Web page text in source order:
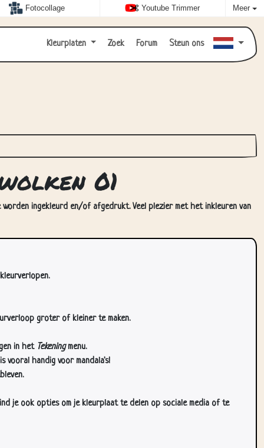
Fotocollage Youtube Trimmer Meer
Kleurplaten Zoek Forum Steun ons
01
ingekleurd en/of afgedrukt. Veel plezier met het inkleuren van
groter of kleiner te maken.
in het Tekeningmenu.
vooral handig voor mandala's!
je ook opties om je kleurplaat te delen op sociale media of te